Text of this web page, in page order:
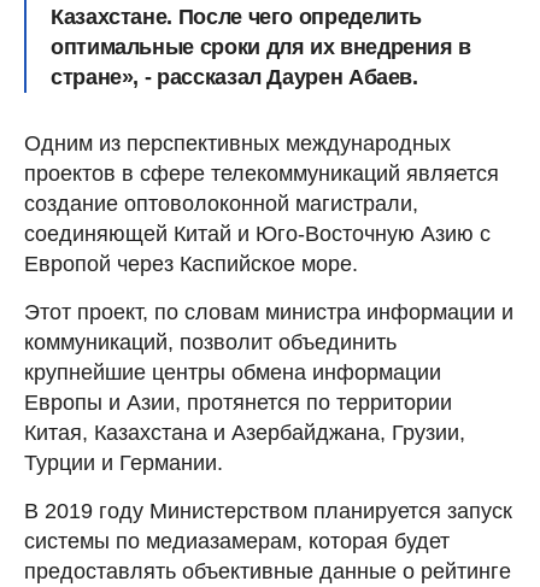
Казахстане. После чего определить
оптимальные сроки для их внедрения в
стране», - рассказал Даурен Абаев.
Одним из перспективных международных
проектов в сфере телекоммуникаций является
создание оптоволоконной магистрали,
соединяющей Китай и Юго-Восточную Азию с
Европой через Каспийское море.
Этот проект, по словам министра информации и
коммуникаций, позволит объединить
крупнейшие центры обмена информации
Европы и Азии, протянется по территории
Китая, Казахстана и Азербайджана, Грузии,
Турции и Германии.
В 2019 году Министерством планируется запуск
системы по медиазамерам, которая будет
предоставлять объективные данные о рейтинге